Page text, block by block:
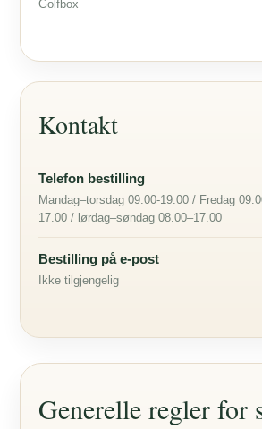
Golfbox
Kontakt
Telefon bestilling
Mandag–torsdag 09.00-19.00 / Fredag
17.00 / lørdag–søndag 08.00–17.00
Bestilling på e-post
Ikke tilgjengelig
Generelle regler for